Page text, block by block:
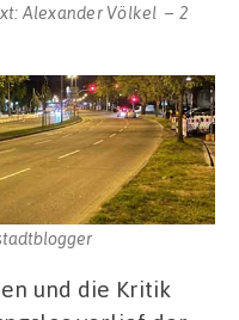
Alexander Völkel
2
und die Kritik